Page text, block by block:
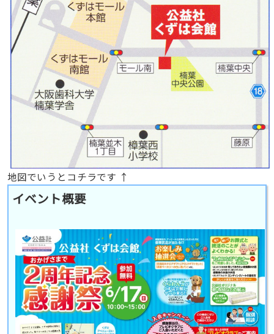
地図でいうとコチラです ↑
イベント概要